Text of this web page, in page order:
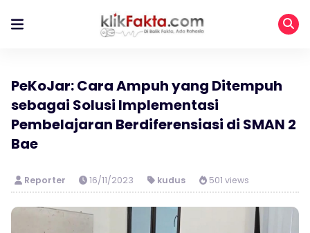
PeKoJar: Cara Ampuh yang Ditempuh
sebagai Solusi Implementasi
Pembelajaran Berdiferensiasi di SMAN 2
Bae
Reporter 16/11/2023 kudus 501 views